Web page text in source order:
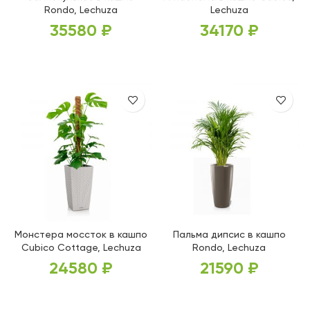
Rondo, Lechuza
35580 ₽
Lechuza
34170 ₽
Монстера моссток в кашпо
Cubico Cottage, Lechuza
24580 ₽
Пальма дипсис в кашпо
Rondo, Lechuza
21590 ₽